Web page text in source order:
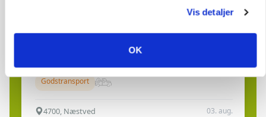
Vis detaljer
OK
06. aug.
Lastbilchauffør søges til Henrik Haves
Godstransport
4700, Næstved 03. aug.